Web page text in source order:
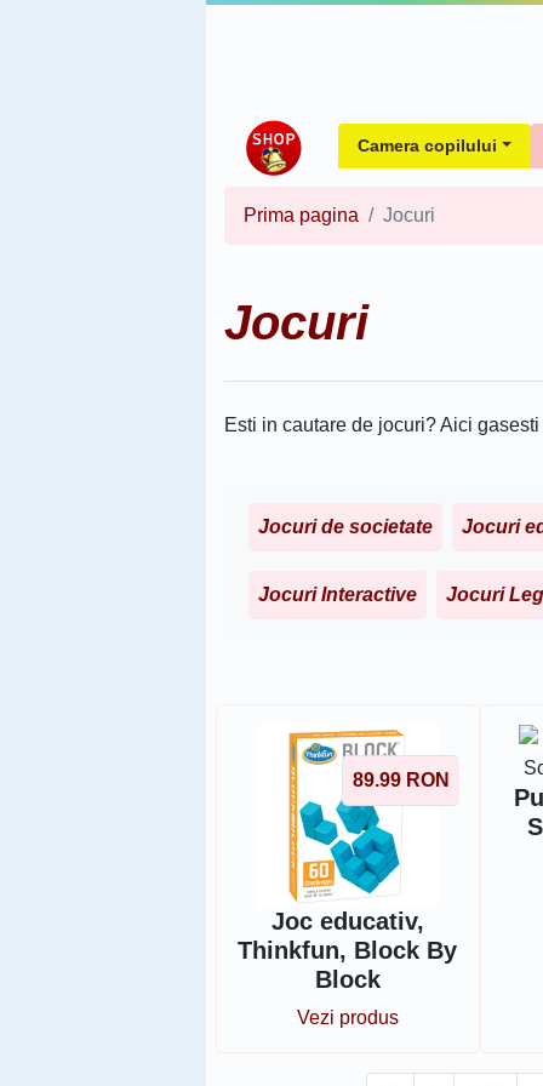
Camera copilului
Prima pagina Jocuri
Jocuri
Esti in cautare de jocuri? Aici
Jocuri de societate Jocuri
Jocuri Interactive Jocuri
89.99 RON
Joc educativ,
Thinkfun, Block By
Block
Vezi produs